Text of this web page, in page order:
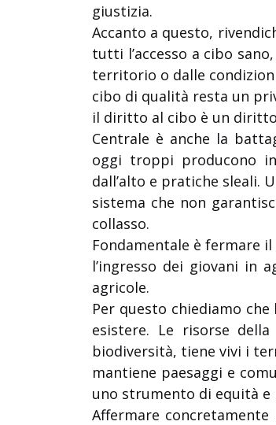
giustizia.
Accanto a questo,
tutti l’accesso a cibo
territorio o dalle
cibo di qualità resta un
il diritto al cibo è un
Centrale è anche la
oggi troppi producono
dall’alto e pratiche sleali.
sistema che non
collasso.
Fondamentale è fermare
l’ingresso dei giovani in
agricole.
Per questo chiediamo
esistere. Le risorse
biodiversità, tiene vivi i
mantiene paesaggi e
uno strumento di equità e
Affermare